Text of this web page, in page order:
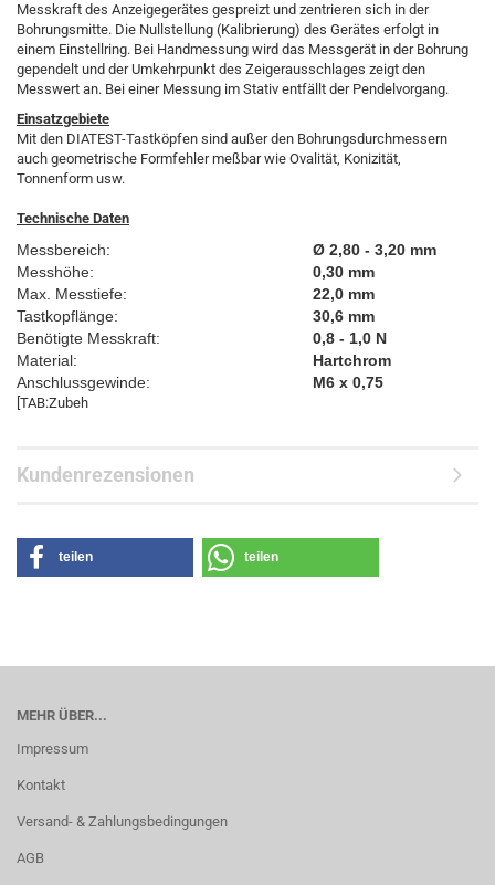
Messkraft des Anzeigegerätes gespreizt und zentrieren sich in der
Bohrungsmitte. Die Nullstellung (Kalibrierung) des Gerätes erfolgt in
einem Einstellring. Bei Handmessung wird das Messgerät in der Bohrung
gependelt und der Umkehrpunkt des Zeigerausschlages zeigt den
Messwert an. Bei einer Messung im Stativ entfällt der Pendelvorgang.
Einsatzgebiete
Mit den DIATEST-Tastköpfen sind außer den Bohrungsdurchmessern
auch geometrische Formfehler meßbar wie Ovalität, Konizität,
Tonnenform usw.
Technische Daten
Messbereich:
Ø 2,80 - 3,20 mm
Messhöhe:
0,30 mm
Max. Messtiefe:
22,0 mm
Tastkopflänge:
30,6 mm
Benötigte Messkraft:
0,8 - 1,0 N
Material:
Hartchrom
Anschlussgewinde:
M6 x 0,75
[TAB:Zubeh
Kundenrezensionen
teilen teilen
MEHR ÜBER...
Impressum
Kontakt
Versand- & Zahlungsbedingungen
AGB